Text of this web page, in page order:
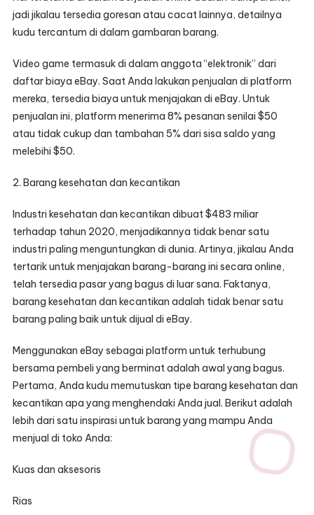
jadi jikalau tersedia goresan atau cacat lainnya, detailnya
kudu tercantum di dalam gambaran barang.
Video game termasuk di dalam anggota “elektronik” dari
daftar biaya eBay. Saat Anda lakukan penjualan di platform
mereka, tersedia biaya untuk menjajakan di eBay. Untuk
penjualan ini, platform menerima 8% pesanan senilai $50
atau tidak cukup dan tambahan 5% dari sisa saldo yang
melebihi $50.
2. Barang kesehatan dan kecantikan
Industri kesehatan dan kecantikan dibuat $483 miliar
terhadap tahun 2020, menjadikannya tidak benar satu
industri paling menguntungkan di dunia. Artinya, jikalau Anda
tertarik untuk menjajakan barang-barang ini secara online,
telah tersedia pasar yang bagus di luar sana. Faktanya,
barang kesehatan dan kecantikan adalah tidak benar satu
barang paling baik untuk dijual di eBay.
Menggunakan eBay sebagai platform untuk terhubung
bersama pembeli yang berminat adalah awal yang bagus.
Pertama, Anda kudu memutuskan tipe barang kesehatan dan
kecantikan apa yang menghendaki Anda jual. Berikut adalah
lebih dari satu inspirasi untuk barang yang mampu Anda
menjual di toko Anda:
Kuas dan aksesoris
Rias